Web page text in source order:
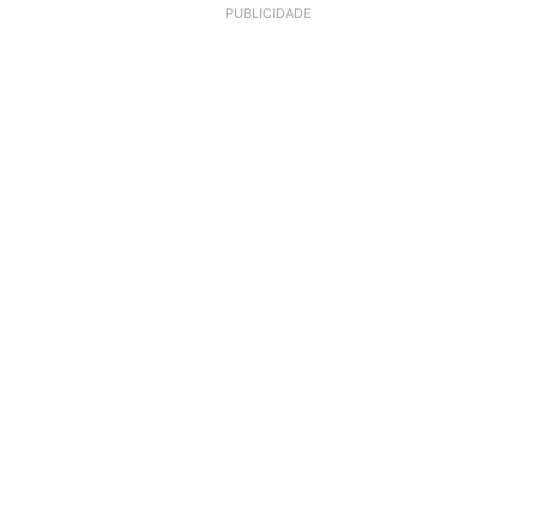
PUBLICIDADE